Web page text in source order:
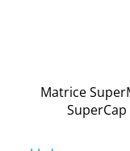
Matrice
SuperCap